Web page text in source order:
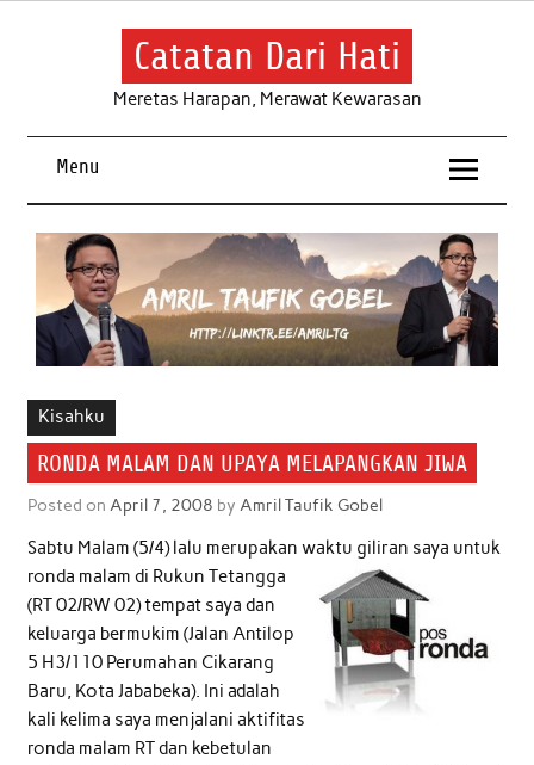
Skip
Catatan Dari Hati
Meretas Harapan, Merawat Kewarasan
Menu
Kisahku
RONDA MALAM DAN UPAYA MELAPANGKAN JIWA
Posted on April 7, 2008 by Amril Taufik Gobel
Sabtu Malam (5/4) lalu merupakan waktu giliran saya untuk
ronda malam di Rukun Tetangga
(RT 02/RW 02) tempat saya dan
keluarga bermukim (Jalan Antilop
5 H3/110 Perumahan Cikarang
Baru, Kota Jababeka). Ini adalah
kali kelima saya menjalani aktifitas
ronda malam RT dan kebetulan